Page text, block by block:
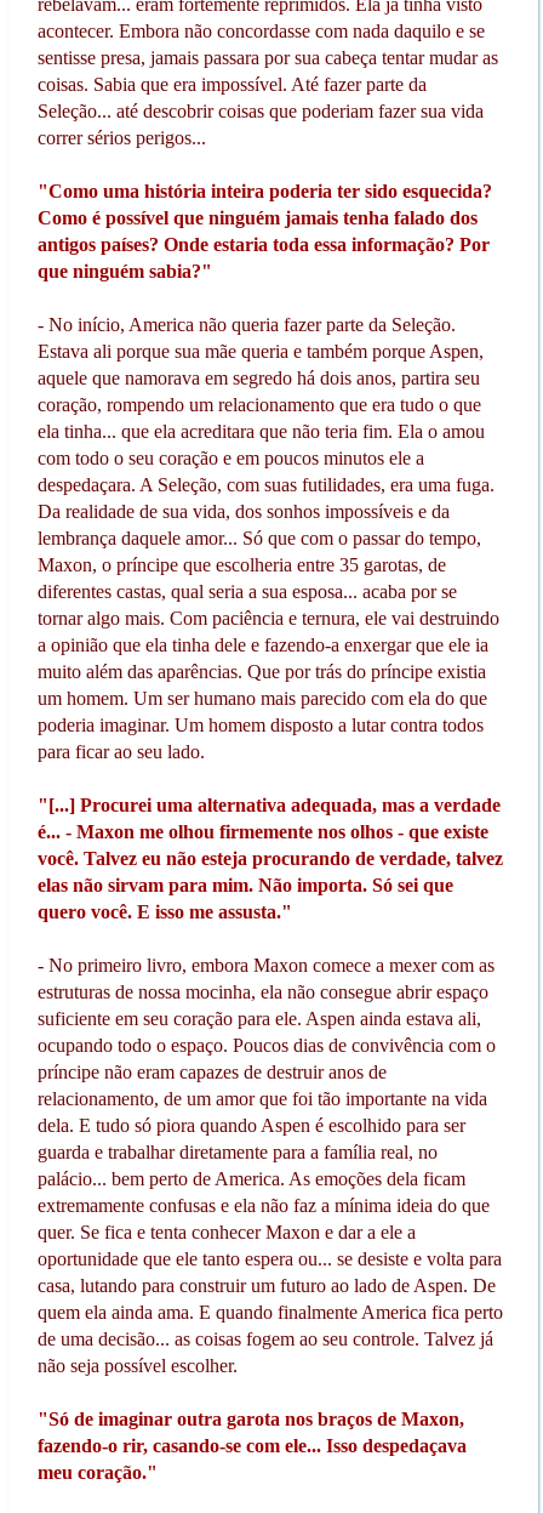
rebelavam... eram fortemente reprimidos. Ela já tinha visto
acontecer. Embora não concordasse com nada daquilo e se
sentisse presa, jamais passara por sua cabeça tentar mudar as
coisas. Sabia que era impossível. Até fazer parte da
Seleção... até descobrir coisas que poderiam fazer sua vida
correr sérios perigos...
"Como uma história inteira poderia ter sido esquecida?
Como é possível que ninguém jamais tenha falado dos
antigos países? Onde estaria toda essa informação? Por
que ninguém sabia?"
- No início, America não queria fazer parte da Seleção.
Estava ali porque sua mãe queria e também porque Aspen,
aquele que namorava em segredo há dois anos, partira seu
coração, rompendo um relacionamento que era tudo o que
ela tinha... que ela acreditara que não teria fim. Ela o amou
com todo o seu coração e em poucos minutos ele a
despedaçara. A Seleção, com suas futilidades, era uma fuga.
Da realidade de sua vida, dos sonhos impossíveis e da
lembrança daquele amor... Só que com o passar do tempo,
Maxon, o príncipe que escolheria entre 35 garotas, de
diferentes castas, qual seria a sua esposa... acaba por se
tornar algo mais. Com paciência e ternura, ele vai destruindo
a opinião que ela tinha dele e fazendo-a enxergar que ele ia
muito além das aparências. Que por trás do príncipe existia
um homem. Um ser humano mais parecido com ela do que
poderia imaginar. Um homem disposto a lutar contra todos
para ficar ao seu lado.
"[...] Procurei uma alternativa adequada, mas a verdade
é... - Maxon me olhou firmemente nos olhos - que existe
você. Talvez eu não esteja procurando de verdade, talvez
elas não sirvam para mim. Não importa. Só sei que
quero você. E isso me assusta."
- No primeiro livro, embora Maxon comece a mexer com as
estruturas de nossa mocinha, ela não consegue abrir espaço
suficiente em seu coração para ele. Aspen ainda estava ali,
ocupando todo o espaço. Poucos dias de convivência com o
príncipe não eram capazes de destruir anos de
relacionamento, de um amor que foi tão importante na vida
dela. E tudo só piora quando Aspen é escolhido para ser
guarda e trabalhar diretamente para a família real, no
palácio... bem perto de America. As emoções dela ficam
extremamente confusas e ela não faz a mínima ideia do que
quer. Se fica e tenta conhecer Maxon e dar a ele a
oportunidade que ele tanto espera ou... se desiste e volta para
casa, lutando para construir um futuro ao lado de Aspen. De
quem ela ainda ama. E quando finalmente America fica perto
de uma decisão... as coisas fogem ao seu controle. Talvez já
não seja possível escolher.
"Só de imaginar outra garota nos braços de Maxon,
fazendo-o rir, casando-se com ele... Isso despedaçava
meu coração."